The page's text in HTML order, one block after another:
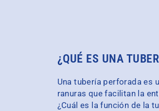
¿QUÉ ES UNA
Una tubería perforada es
ranuras que facilitan la
¿Cuál es la función de la